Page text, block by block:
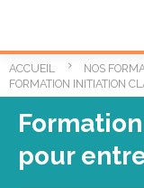
ACCUEIL NOS
FORMATION INITIATION
pour